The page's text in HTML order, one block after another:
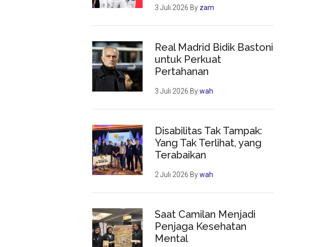
3 Juli 2026 By zam
Real Madrid Bidik Bastoni
untuk Perkuat
Pertahanan
3 Juli 2026 Bywah
Disabilitas Tak Tampak:
Yang Tak Terlihat, yang
Terabaikan
2 Juli 2026 Bywah
Saat Camilan Menjadi
Penjaga Kesehatan
Mental